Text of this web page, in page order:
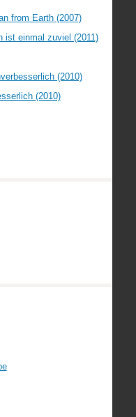
from Earth (2007)
ist einmal zuviel (2011)
(2010)
(2010)